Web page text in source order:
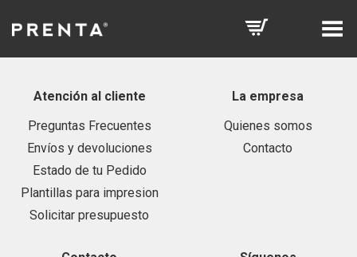
Toggle Menu
Atención al cliente
Preguntas Frecuentes
Envíos y devoluciones
Estado de tu Pedido
Plantillas para impresion
Solicitar presupuesto
La empresa
Quienes somos
Contacto